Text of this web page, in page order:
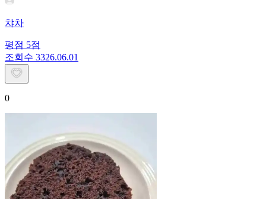
챠차
평점 5점
조회수 3326.06.01
0